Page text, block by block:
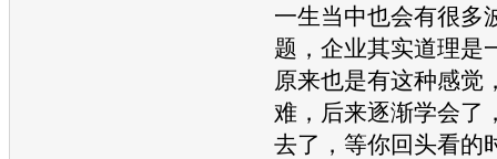
一生当中也会有很多
题，企业其实道理是
原来也是有这种感觉
难，后来逐渐学会了
去了，等你回头看的